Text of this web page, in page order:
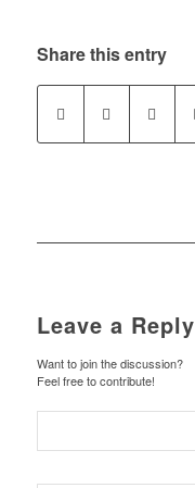
Share this entry
Leave a Reply
Want to join the discussion?
Feel free to contribute!